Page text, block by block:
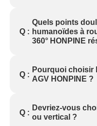
Q :
Quels points
humanoïdes à
360° HONPINE
Q :
Pourquoi choisir
AGV HONPINE ?
Q :
Devriez-vous
ou vertical ?